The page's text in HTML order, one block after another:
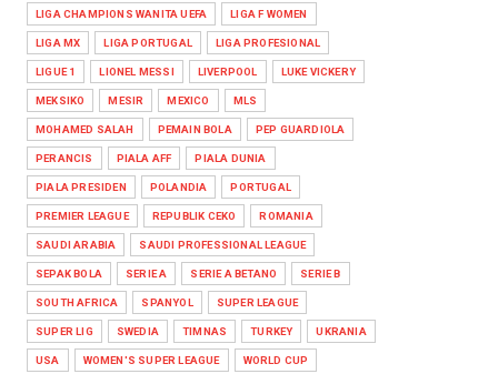
LIGA CHAMPIONS WANITA UEFA LIGA F WOMEN
LIGA MX LIGA PORTUGAL LIGA PROFESIONAL
LIGUE 1 LIONEL MESSI LIVERPOOL LUKE VICKERY
MEKSIKO MESIR MEXICO MLS
MOHAMED SALAH PEMAIN BOLA PEP GUARDIOLA
PERANCIS PIALA AFF PIALA DUNIA
PIALA PRESIDEN POLANDIA PORTUGAL
PREMIER LEAGUE REPUBLIK CEKO ROMANIA
SAUDI ARABIA SAUDI PROFESSIONAL LEAGUE
SEPAK BOLA SERIE A SERIE A BETANO SERIE B
SOUTH AFRICA SPANYOL SUPER LEAGUE
SUPER LIG SWEDIA TIMNAS TURKEY UKRANIA
USA WOMEN'S SUPER LEAGUE WORLD CUP